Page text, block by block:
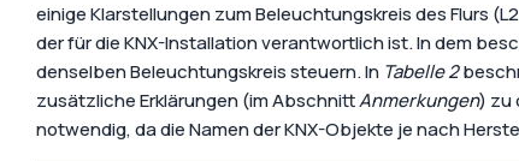
einige Klarstellungen zum Beleuchtungskreis des Flurs
der für die KNX-Installation verantwortlich ist. In dem
denselben Beleuchtungskreis steuern. In Tabelle 2
zusätzliche Erklärungen (im AbschnittAnmerkungen) zu
notwendig, da die Namen der KNX-Objekte je nach